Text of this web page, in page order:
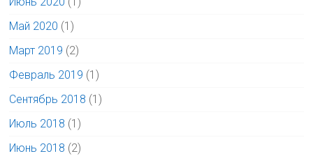
Май 2020 (1)
Март 2019 (2)
Февраль 2019 (1)
Сентябрь 2018 (1)
Июль 2018 (1)
Июнь 2018 (2)